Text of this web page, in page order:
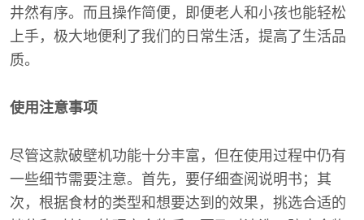
井然有序。而且操作简便，即便老人和小孩也能轻松
上手，极大地便利了我们的日常生活，提高了生活品
质。
使用注意事项
尽管这款破壁机功能十分丰富，但在使用过程中仍有
一些细节需要注意。首先，要仔细查阅说明书；其
次，根据食材的类型和想要达到的效果，挑选合适的